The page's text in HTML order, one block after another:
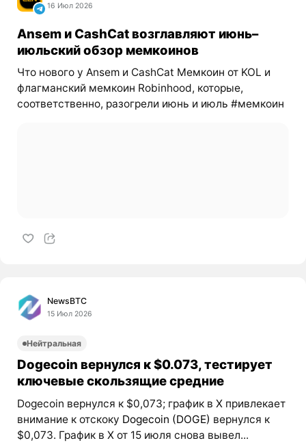
16 Июл 2026
Ansem и CashCat возглавляют июнь–
июльский обзор мемкоинов
Что нового у Ansem и CashCat Мемкоин от KOL и
флагманский мемкоин Robinhood, которые,
соответственно, разогрели июнь и июль #мемкоин
NewsBTC
15 Июл 2026
Нейтральная
Dogecoin вернулся к $0.073, тестирует
ключевые скользящие средние
Dogecoin вернулся к $0,073; график в X привлекает
внимание к отскоку Dogecoin (DOGE) вернулся к
$0,073. График в X от 15 июля снова вывел...